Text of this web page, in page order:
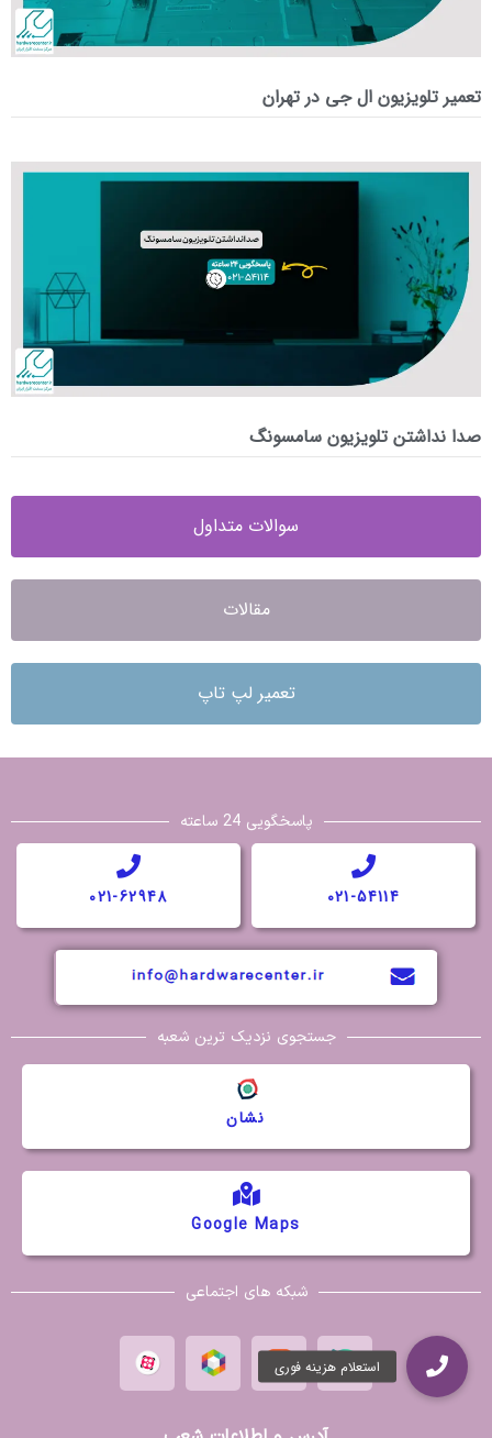
تعمیر تلویزیون ال جی در تهران
صدا نداشتن تلویزیون سامسونگ
سوالات متداول
مقالات
تعمیر لپ تاپ
پاسخگویی 24 ساعته
021-54114
021-62948
جستجوی نزدیک ترین شعبه
Google Maps
نشان
شبکه های اجتماعی